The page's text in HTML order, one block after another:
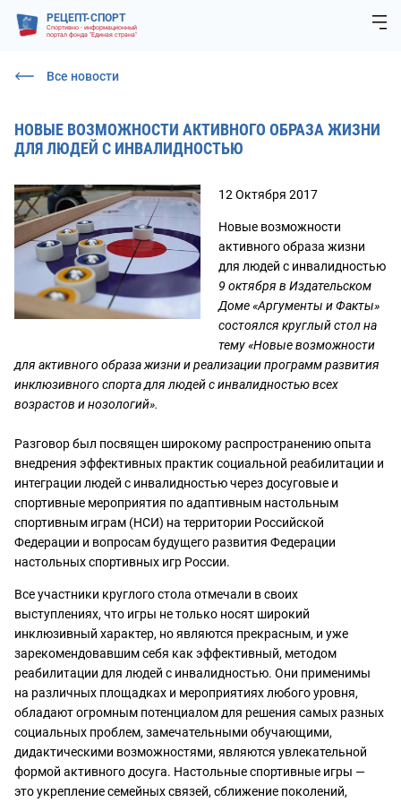
РЕЦЕПТ-СПОРТ
Спортивно - информационный
портал фонда "Единая страна"
Все новости
НОВЫЕ ВОЗМОЖНОСТИ АКТИВНОГО ОБРАЗА ЖИЗНИ
ДЛЯ ЛЮДЕЙ С ИНВАЛИДНОСТЬЮ
12 Октября 2017
Новые возможности
активного образа жизни
для людей с инвалидностью
9 октября в Издательском
Доме «Аргументы и Факты»
состоялся круглый стол на
тему «Новые возможности
для активного образа жизни и реализации программ развития
инклюзивного спорта для людей с инвалидностью всех
возрастов и нозологий».
Разговор был посвящен широкому распространению опыта
внедрения эффективных практик социальной реабилитации и
интеграции людей с инвалидностью через досуговые и
спортивные мероприятия по адаптивным настольным
спортивным играм (НСИ) на территории Российской
Федерации и вопросам будущего развития Федерации
настольных спортивных игр России.
Все участники круглого стола отмечали в своих
выступлениях, что игры не только носят широкий
инклюзивный характер, но являются прекрасным, и уже
зарекомендовавшим себя как эффективный, методом
реабилитации для людей с инвалидностью. Они применимы
на различных площадках и мероприятиях любого уровня,
обладают огромным потенциалом для решения самых разных
социальных проблем, замечательными обучающими,
дидактическими возможностями, являются увлекательной
формой активного досуга. Настольные спортивные игры —
это укрепление семейных связей, сближение поколений,